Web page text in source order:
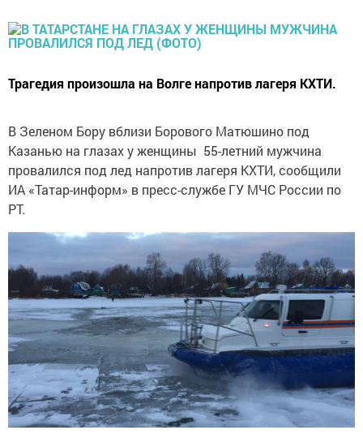
Трагедия произошла на Волге напротив лагеря КХТИ.
В Зеленом Бору вблизи Борового Матюшино под
Казанью на глазах у женщины 55-летний мужчина
провалился под лед напротив лагеря КХТИ, сообщили
ИА «Татар-информ» в пресс-службе ГУ МЧС России по
РТ.